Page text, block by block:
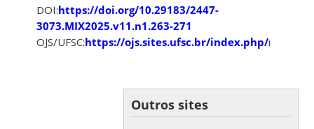
DOI:https://doi.org/10.29183/2447-
3073.MIX2025.v11.n1.263-271
OJS/UFSC:https://ojs.sites.ufsc.br/index.php/
Outros sites